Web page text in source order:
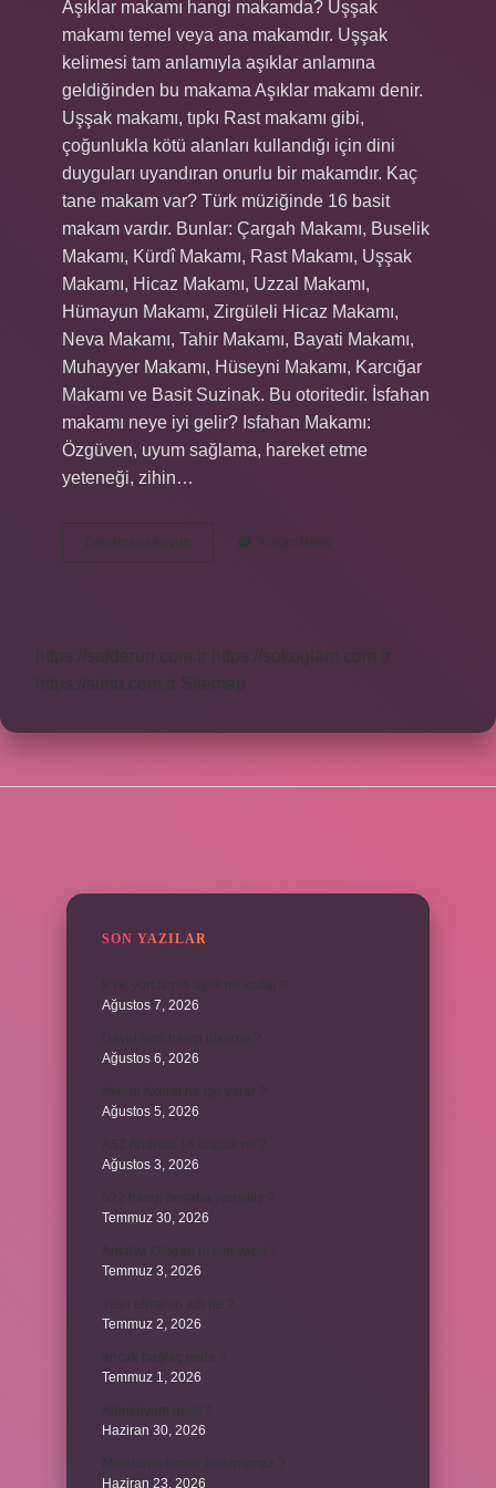
Aşıklar makamı hangi makamda? Uşşak
makamı temel veya ana makamdır. Uşşak
kelimesi tam anlamıyla aşıklar anlamına
geldiğinden bu makama Aşıklar makamı denir.
Uşşak makamı, tıpkı Rast makamı gibi,
çoğunlukla kötü alanları kullandığı için dini
duyguları uyandıran onurlu bir makamdır. Kaç
tane makam var? Türk müziğinde 16 basit
makam vardır. Bunlar: Çargah Makamı, Buselik
Makamı, Kürdî Makamı, Rast Makamı, Uşşak
Makamı, Hicaz Makamı, Uzzal Makamı,
Hümayun Makamı, Zirgüleli Hicaz Makamı,
Neva Makamı, Tahir Makamı, Bayati Makamı,
Muhayyer Makamı, Hüseyni Makamı, Karcığar
Makamı ve Basit Suzinak. Bu otoritedir. İsfahan
makamı neye iyi gelir? Isfahan Makamı:
Özgüven, uyum sağlama, hareket etme
yeteneği, zihin…
Devamını okuyun
Makamı
Yorum Bırak
https://safderun.com.tr
https://sokoglam.com.tr
https://sinto.com.tr Sitemap
SON YAZILAR
Ağustos 7, 2026
Ağustos 6, 2026
Ağustos 5, 2026
Ağustos 3, 2026
Temmuz 30, 2026
Temmuz 3, 2026
Temmuz 2, 2026
Temmuz 1, 2026
Haziran 30, 2026
Haziran 23, 2026